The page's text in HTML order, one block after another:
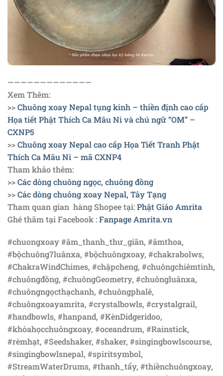
—————————————
Xem Thêm:
>>Chuông xoay Nepal tụng kinh – thiền định cao cấp
Họa tiết Phật Thích Ca Mâu Ni và chú ngữ “OM” –
CXNP5
>>Chuông xoay Nepal cao cấp Họa Tiết Tranh Phật
Thích Ca Mâu Ni – mã CXNP4
Tham khảo thêm:
>>Các dòng chuông ngọc, chuông đồng
>>Các dòng chuông xoay Nepal, Tây Tạng
Tham quan gian hàng Shopee tại:Phật Giáo Amrita
Ghé thăm tại Facebook :Fanpage Amrita.vn
#chuongxoay #âm_thanh_thư_giãn, #âmthoa,
#bộchuông7luânxa, #bộchuôngxoay, #chakrabolws,
#ChakraWindChimes, #chậpcheng, #chuôngchiêmtinh,
#chuôngđồng, #chuôngGeometry, #chuôngluânxa,
#chuôngngọcthạchanh, #chuôngphalê,
#chuôngxoayamrita, #crystalbowls, #crystalgrail,
#handbowls, #hanpand, #KènDidgeridoo,
#khóahọcchuôngxoay, #oceandrum, #Rainstick,
#rèmhạt, #Seedshaker, #shaker, #singingbowlscourse,
#singingbowlsnepal, #spiritsymbol,
#StreamWaterDrums, #thanh_tẩy, #thiềnchuôngxoay,